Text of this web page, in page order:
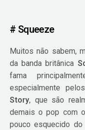
# Squeeze
Muitos não sabem,
da banda britânica
fama
especialmente
Story, que são
demais o pop com
pouco esquecido